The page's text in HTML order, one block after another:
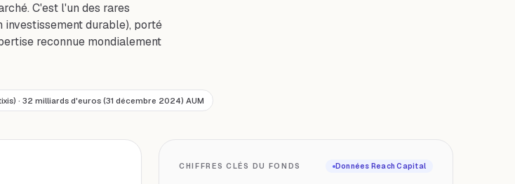
C'est l'un des rares
durable), porté
reconnue mondialement
· 32 milliards d'euros (31 décembre 2024) AUM
CHIFFRES CLÉS DU FONDS Données Reach Capital